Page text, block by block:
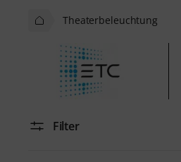
Theaterbeleuchtung
Filter